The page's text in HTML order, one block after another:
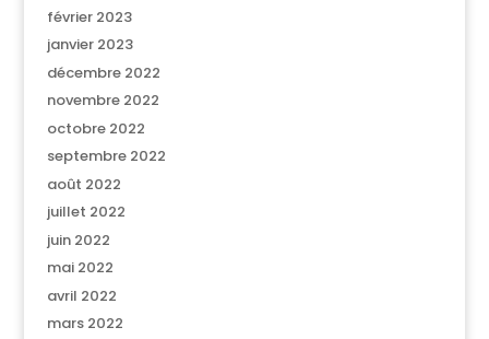
février 2023
janvier 2023
décembre 2022
novembre 2022
octobre 2022
septembre 2022
août 2022
juillet 2022
juin 2022
mai 2022
avril 2022
mars 2022